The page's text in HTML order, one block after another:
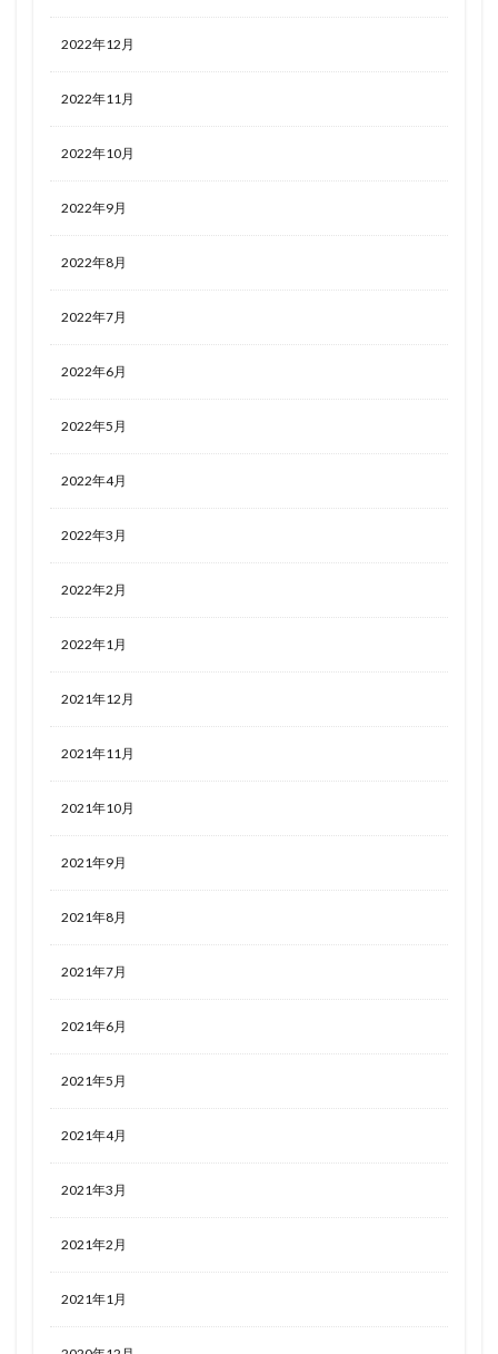
2022年12月
2022年11月
2022年10月
2022年9月
2022年8月
2022年7月
2022年6月
2022年5月
2022年4月
2022年3月
2022年2月
2022年1月
2021年12月
2021年11月
2021年10月
2021年9月
2021年8月
2021年7月
2021年6月
2021年5月
2021年4月
2021年3月
2021年2月
2021年1月